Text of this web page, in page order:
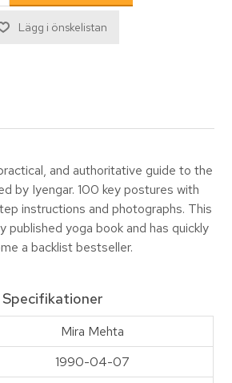
and authoritative guide to the
by Iyengar. 100 key postures with
instructions and photographs. This
published yoga book and has quickly
a backlist bestseller.
Specifikationer
Mira Mehta
1990-04-07